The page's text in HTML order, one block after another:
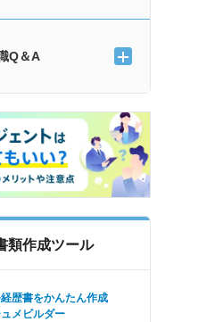
Q＆A
類作成ツール
歴書をかんたん作成
ュメビルダー